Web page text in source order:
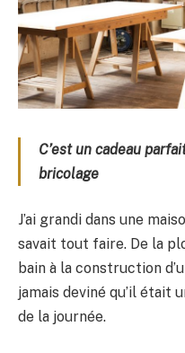
C’est un cadeau
bricolage
J’ai grandi dans une
savait tout faire. De la
bain à la construction
jamais deviné qu’il était
de la journée.